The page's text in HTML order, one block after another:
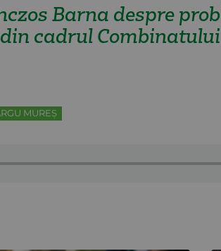
Barna despre
cadrul
MUREŞ